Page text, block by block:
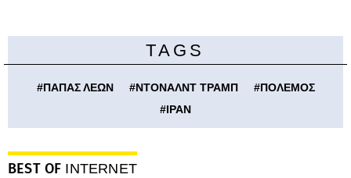
TAGS
#ΠΑΠΑΣ ΛΕΩΝ #ΝΤΟΝΑΛΝΤ ΤΡΑΜΠ #ΠΟΛΕΜΟΣ
#ΙΡΑΝ
BEST OF INTERNET